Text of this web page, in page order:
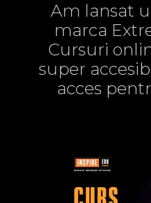
Am lansat
marca
Cursuri
super
acces